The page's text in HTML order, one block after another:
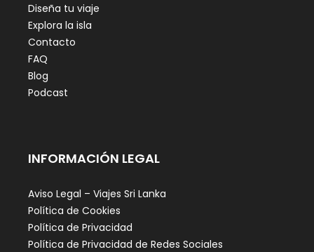
Diseña tu viaje
Explora la isla
Contacto
FAQ
Blog
Podcast
INFORMACIÓN LEGAL
Aviso Legal – Viajes Sri Lanka
Política de Cookies
Política de Privacidad
Política de Privacidad de Redes Sociales